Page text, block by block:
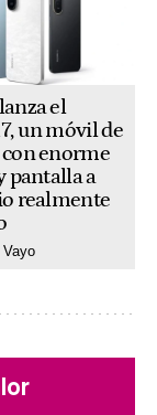
el
un móvil de
enorme
pantalla a
realmente